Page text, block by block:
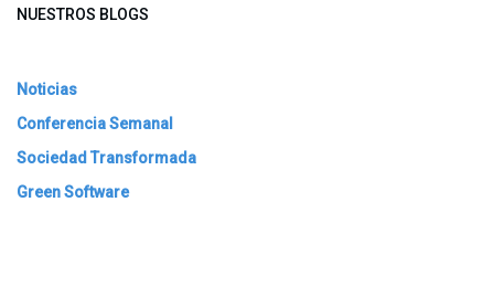
NUESTROS BLOGS
Noticias
Conferencia Semanal
Sociedad Transformada
Green Software